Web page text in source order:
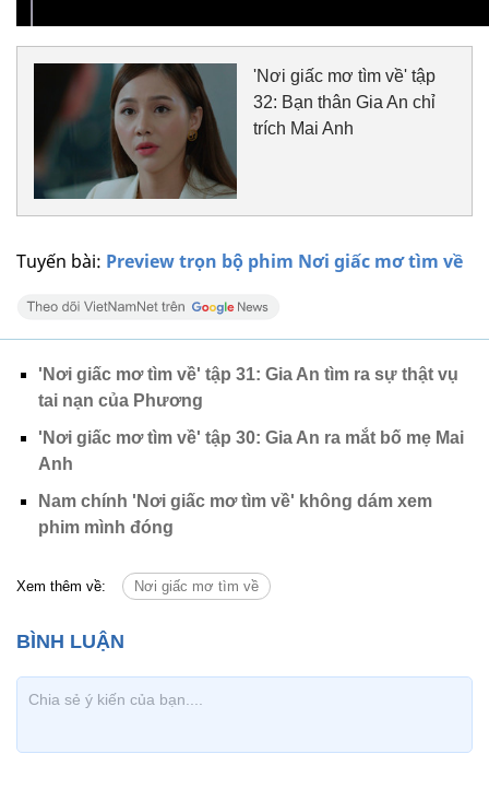
Tuyến bài: Preview trọn bộ phim Nơi giấc mơ tìm về
'Nơi giấc mơ tìm về' tập
32: Bạn thân Gia An chỉ
trích Mai Anh
'Nơi giấc mơ tìm về' tập 31: Gia An tìm ra sự thật vụ
tai nạn của Phương
'Nơi giấc mơ tìm về' tập 30: Gia An ra mắt bố mẹ Mai
Anh
Nam chính 'Nơi giấc mơ tìm về' không dám xem
phim mình đóng
Xem thêm về: Nơi giấc mơ tìm về